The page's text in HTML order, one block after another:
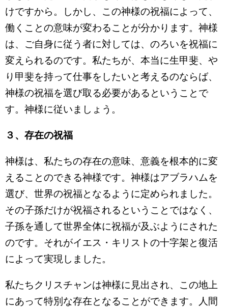
けですから。しかし、この神様の祝福によって、
働くことの意味が変わることが分かります。神様
は、ご自身に従う者に対しては、のろいを祝福に
変えられるのです。私たちが、本当に生甲斐、や
り甲斐を持って仕事をしたいと考えるのならば、
神様の祝福を選び取る必要があるということで
す。神様に従いましょう。
３、存在の祝福
神様は、私たちの存在の意味、意義を根本的に変
えることのできる神様です。神様はアブラハムを
選び、世界の祝福となるように定められました。
その子孫だけが祝福されるということではなく、
子孫を通して世界全体に祝福が及ぶようにされた
のです。それがイエス・キリストの十字架と復活
によって実現しました。
私たちクリスチャンは神様に見出され、この地上
にあって特別な存在となることができます。人間